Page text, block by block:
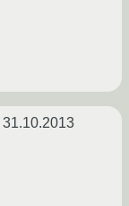
31.10.2013